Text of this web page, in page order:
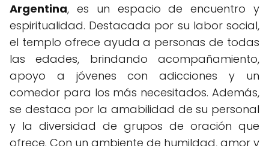
Argentina, es un espacio de encuentro y
espiritualidad. Destacada por su labor social,
el templo ofrece ayuda a personas de todas
las edades, brindando acompañamiento,
apoyo a jóvenes con adicciones y un
comedor para los más necesitados. Además,
se destaca por la amabilidad de su personal
y la diversidad de grupos de oración que
ofrece. Con un ambiente de humildad, amor y